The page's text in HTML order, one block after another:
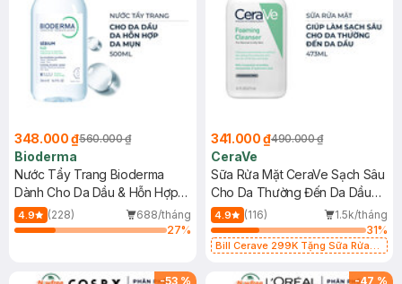
348.000 ₫560.000 ₫
Bioderma
Nước Tẩy Trang Bioderma
Dành Cho Da Dầu & Hỗn Hợp
500ml
4.9 (228)
688/tháng
27%
341.000 ₫490.000 ₫
CeraVe
Sữa Rửa Mặt CeraVe Sạch Sâu
Cho Da Thường Đến Da Dầu
473ml
4.9 (116)
1.5k/tháng
31%
Bill Cerave 299K Tặng Sữa Rửa
-53 % -47 %